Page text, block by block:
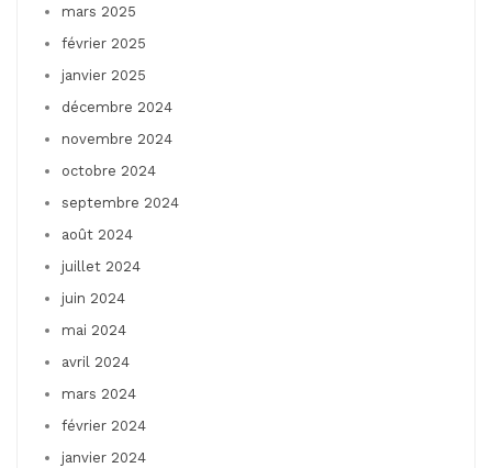
mars 2025
février 2025
janvier 2025
décembre 2024
novembre 2024
octobre 2024
septembre 2024
août 2024
juillet 2024
juin 2024
mai 2024
avril 2024
mars 2024
février 2024
janvier 2024